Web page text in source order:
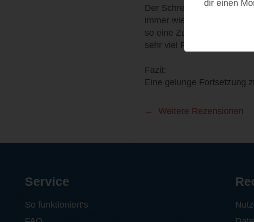
Der Schreibstil von Marc-
immer wieder zum
so eine Zukunft? Und
sehr viel Freude und
Fazit:
Eine gelunge Fortsetzung
Weitere Rezensionen
dir einen
Service
So funktioniert‘s